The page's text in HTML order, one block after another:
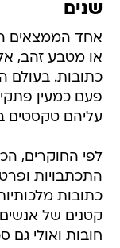
שנים
אחד הממצאים
כתובות. בעולם
פעם כמעין
עליהם טקסטים
לפי החוקרים,
התכתבויות
כתובות
קטנים של אנשים
חובות ואולי גם